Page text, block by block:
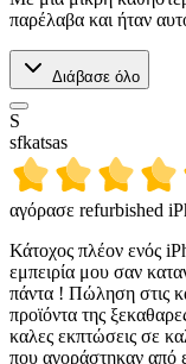
παρέλαβα και ήταν
Διάβασε όλο
S
sfkatsas
αγόρασε refurbished
Κάτοχος πλέον ενός
εμπειρία μου σαν
πάντα ! Πώληση στις
προϊόντα της
καλες εκπτώσεις σε
που αγοράστηκαν από